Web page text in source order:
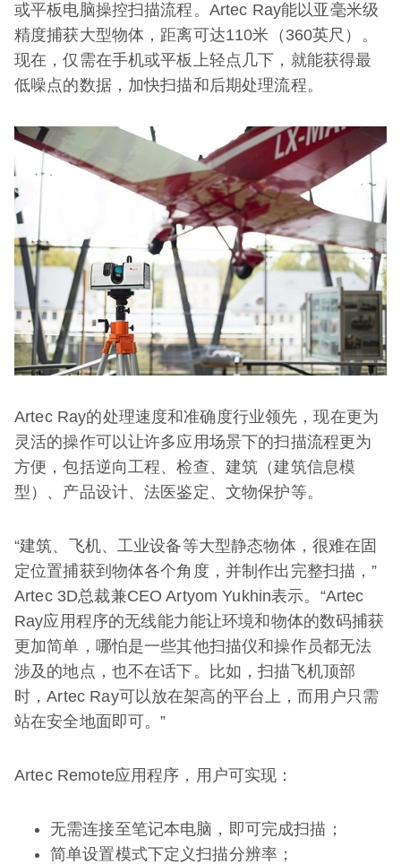
或平板电脑操控扫描流程。Artec Ray能以亚毫米级
精度捕获大型物体，距离可达110米（360英尺）。
现在，仅需在手机或平板上轻点几下，就能获得最
低噪点的数据，加快扫描和后期处理流程。
Artec Ray的处理速度和准确度行业领先，现在更为
灵活的操作可以让许多应用场景下的扫描流程更为
方便，包括逆向工程、检查、建筑（建筑信息模
型）、产品设计、法医鉴定、文物保护等。
“建筑、飞机、工业设备等大型静态物体，很难在固
定位置捕获到物体各个角度，并制作出完整扫描，”
Artec 3D总裁兼CEO Artyom Yukhin表示。“Artec
Ray应用程序的无线能力能让环境和物体的数码捕获
更加简单，哪怕是一些其他扫描仪和操作员都无法
涉及的地点，也不在话下。比如，扫描飞机顶部
时，Artec Ray可以放在架高的平台上，而用户只需
站在安全地面即可。”
Artec Remote应用程序，用户可实现：
无需连接至笔记本电脑，即可完成扫描；
简单设置模式下定义扫描分辨率；